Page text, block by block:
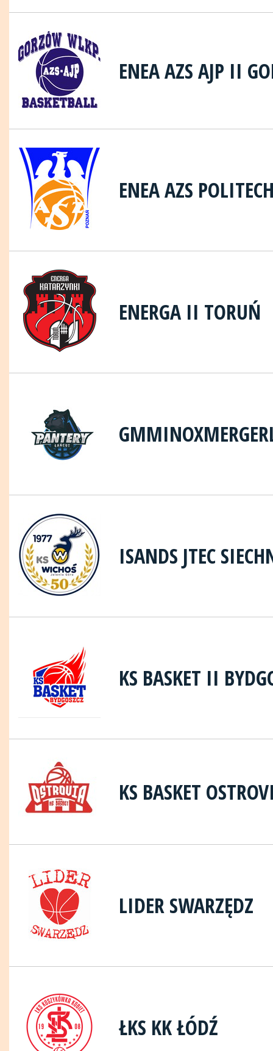
ENEA AZS AJP II
ENEA AZS
ENERGA II TORUŃ
ISANDS JTEC
KS BASKET II
KS BASKET
LIDER SWARZĘDZ
ŁKS KK ŁÓDŹ